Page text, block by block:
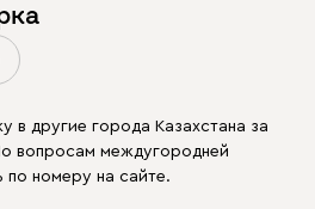
в другие города Казахстана за
вопросам междугородней
по номеру на сайте.